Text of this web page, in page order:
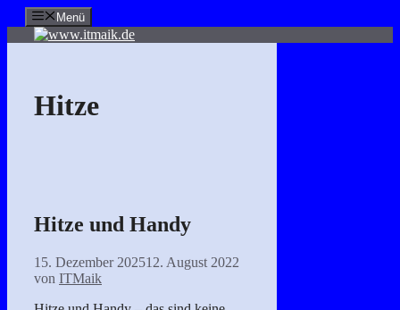
Zum
Inhalt
springen
Menü
Hitze
Hitze und Handy
15. Dezember 202512. August 2022
von ITMaik